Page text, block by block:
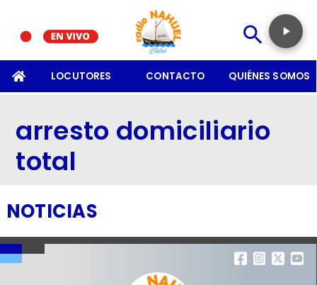
LOCUTORES CONTACTO QUIÉNES SOMOS
arresto domiciliario
total
NOTICIAS